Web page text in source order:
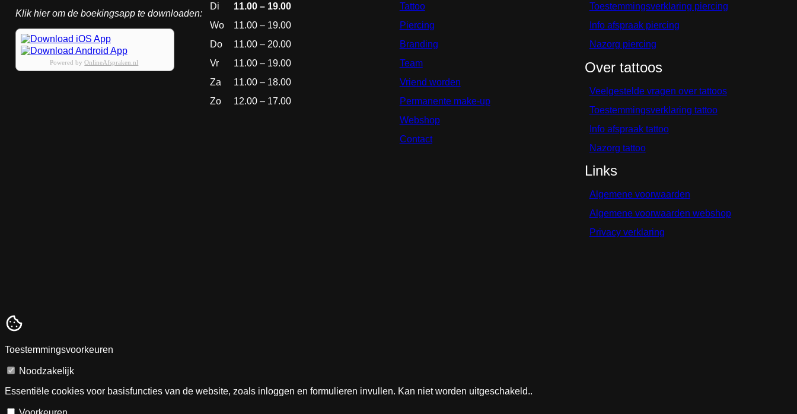
Klik hier om de boekingsapp te downloaden:
Powered byOnlineAfspraken.nl
Di
11.00 – 19.00
Wo
11.00 – 19.00
Do
11.00 – 20.00
Vr
11.00 – 19.00
Za
11.00 – 18.00
Zo
12.00 – 17.00
Tattoo
Piercing
Branding
Team
Vriend worden
Permanente make-up
Webshop
Contact
Toestemmingsverklaring piercing
Info afspraak piercing
Nazorg piercing
Over tattoos
Veelgestelde vragen over tattoos
Toestemmingsverklaring tattoo
Info afspraak tattoo
Nazorg tattoo
Links
Algemene voorwaarden
Algemene voorwaarden webshop
Privacy verklaring
Toestemmingsvoorkeuren
Noodzakelijk
Essentiële cookies voor basisfuncties van de website, zoals inloggen en formulieren invullen. Kan niet worden uitgeschakeld..